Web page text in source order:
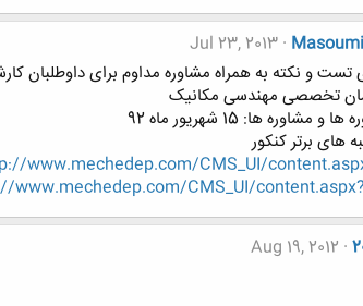
Jul 23, 2013
تست و نکته به همراه مشاوره مداوم برای داوطلبان
تخصصی مهندسی مکانیک
مشاوره ها: 15 شهریور ماه 92
های برتر کنکور
www.mechedep.com/CMS_UI/
www.mechedep.com/CMS_UI/
Aug 19, 2012